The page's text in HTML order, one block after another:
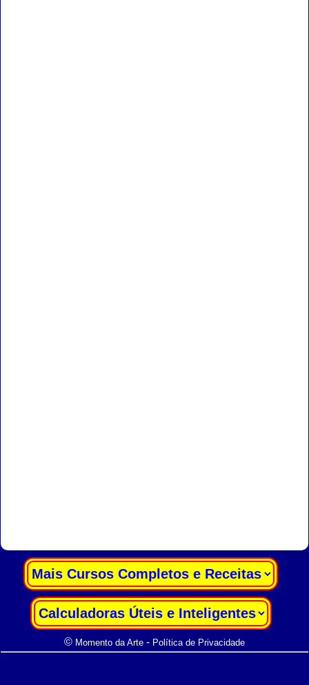
© Momento da Arte- Política de Privacidade